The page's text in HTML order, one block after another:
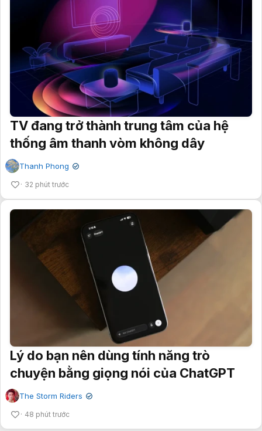
TV đang trở thành trung tâm của hệ
thống âm thanh vòm không dây
Thanh Phong ✔
32 phút trước
Lý do bạn nên dùng tính năng trò
chuyện bằng giọng nói của ChatGPT
The Storm Riders ✔
48 phút trước